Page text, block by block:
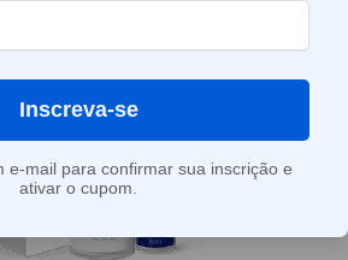
Inscreva-se
e-mail para confirmar sua inscrição e
ativar o cupom.